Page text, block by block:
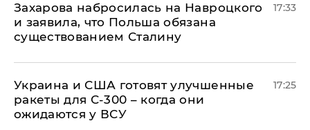
​Захарова набросилась на Навроцкого
и заявила, что Польша обязана
существованием Сталину
17:33
Украина и США готовят улучшенные
ракеты для С-300 – когда они
ожидаются у ВСУ
17:25